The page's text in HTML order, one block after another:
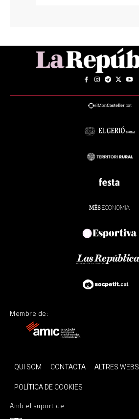
Membre de:
QUI SOM CONTACTA ALTRES WEBS
POLÍTICA DE COOKIES
Amb el suport de